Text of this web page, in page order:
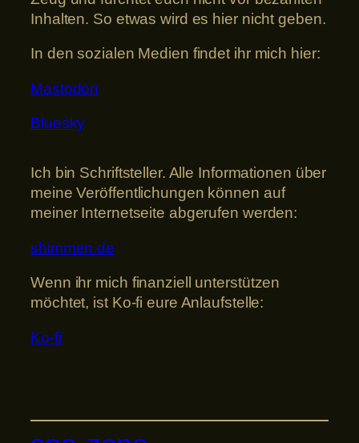
Inhalten. So etwas wird es hier nicht geben.
In den sozialen Medien findet ihr mich hier:
Mastodon
Bluesky
Ich bin Schriftsteller. Alle Informationen über
meine Veröffentlichungen können auf
meiner Internetseite abgerufen werden:
shimmen.de
Wenn ihr mich finanziell unterstützen
möchtet, ist Ko-fi eure Anlaufstelle:
Ko-fi